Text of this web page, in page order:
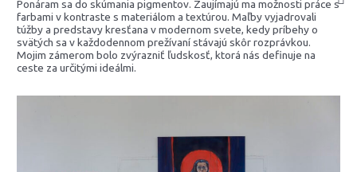
Ponáram sa do skúmania pigmentov. Zaujímajú ma možnosti práce s
farbami v kontraste s materiálom a textúrou. Maľby vyjadrovali
túžby a predstavy kresťana v modernom svete, kedy príbehy o
svätých sa v každodennom prežívaní stávajú skôr rozprávkou.
Mojim zámerom bolo zvýrazniť ľudskosť, ktorá nás definuje na
ceste za určitými ideálmi.